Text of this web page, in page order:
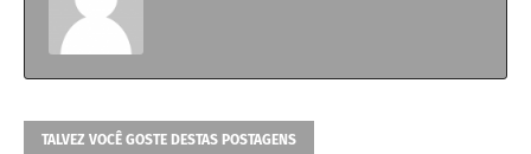
TALVEZ VOCÊ GOSTE DESTAS POSTAGENS